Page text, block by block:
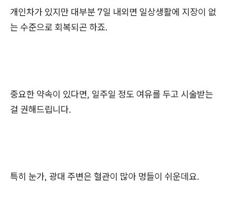
개인차가 있지만 대부분 7일 내외면 일상생활에 지장이 없
는 수준으로 회복되곤 하죠.
중요한 약속이 있다면, 일주일 정도 여유를 두고 시술받는
걸 권해드립니다.
특히 눈가, 광대 주변은 혈관이 많아 멍들이 쉬운데요.